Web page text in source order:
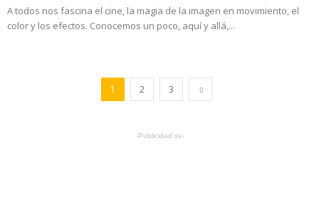
A todos nos fascina el cine, la magia de la imagen en movimiento, el
color y los efectos. Conocemos un poco, aquí y allá,...
1 2 3
-Publicidad sv-